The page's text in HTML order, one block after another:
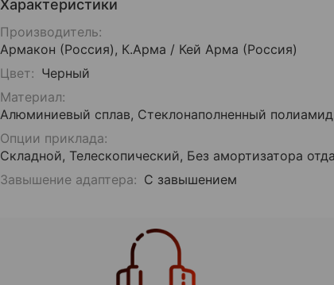
Характеристики
Производитель:
Армакон (Россия), К.Арма / Кей Арма (Россия)
Цвет: Черный
Материал:
Алюминиевый сплав, Стеклонаполненный полиамид
Опции приклада:
Складной, Телескопический, Без амортизатора
Завышение адаптера: С завышением